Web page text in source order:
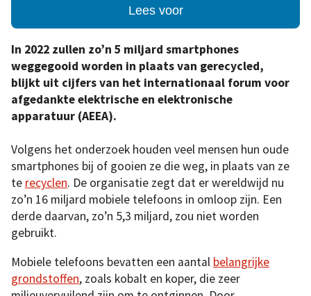
Lees voor
In 2022 zullen zo’n 5 miljard smartphones
weggegooid worden in plaats van gerecycled,
blijkt uit cijfers van het internationaal forum voor
afgedankte elektrische en elektronische
apparatuur (AEEA).
Volgens het onderzoek houden veel mensen hun oude
smartphones bij of gooien ze die weg, in plaats van ze
te recyclen. De organisatie zegt dat er wereldwijd nu
zo’n 16 miljard mobiele telefoons in omloop zijn. Een
derde daarvan, zo’n 5,3 miljard, zou niet worden
gebruikt.
Mobiele telefoons bevatten een aantal belangrijke
grondstoffen, zoals kobalt en koper, die zeer